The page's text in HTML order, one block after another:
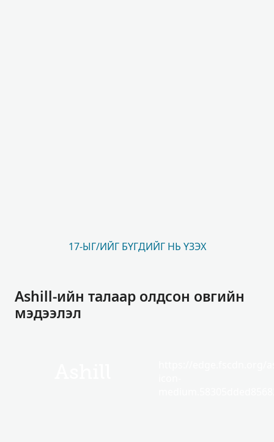
17-ЫГ/ИЙГ БҮГДИЙГ НЬ ҮЗЭХ
Ashill-ийн талаар олдсон овгийн
мэдээлэл